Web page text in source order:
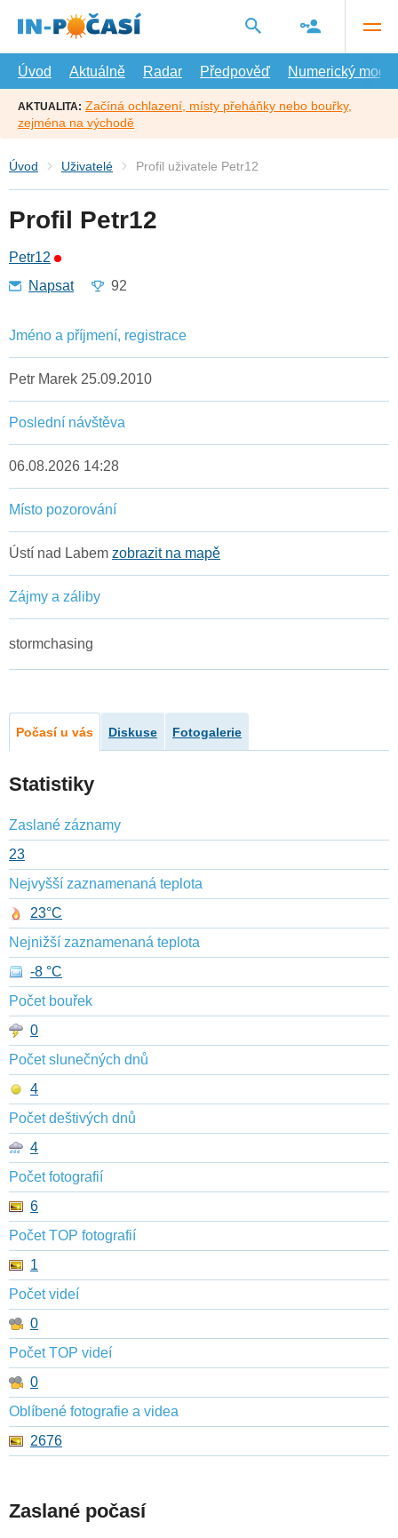
hlavní
Úvod
Aktuálně Radar Předpověď Numerický model
AKTUALITA: Začíná ochlazení, místy přeháňky nebo bouřky,
zejména na východě
Úvod Uživatelé Profil uživatele Petr12
Profil Petr12
Petr12
Napsat
92
Jméno a příjmení, registrace
Petr Marek 25.09.2010
Poslední návštěva
06.08.2026 14:28
Místo pozorování
Ústí nad Labem zobrazit na mapě
Zájmy a záliby
stormchasing
Počasí u vás Diskuse Fotogalerie
Statistiky
Zaslané záznamy
23
Nejvyšší zaznamenaná teplota
23°C
Nejnižší zaznamenaná teplota
-8 °C
Počet bouřek
0
Počet slunečných dnů
4
Počet deštivých dnů
4
Počet fotografií
6
Počet TOP fotografií
1
Počet videí
0
Počet TOP videí
0
Oblíbené fotografie a videa
2676
Zaslané počasí